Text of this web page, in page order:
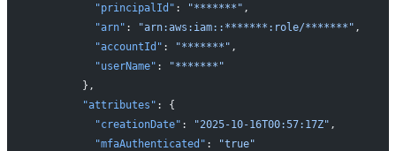
          "principalId"
: "*******" ,
          "arn"
: "arn:aws:iam::*******:role/*******" ,
          "accountId"
: "*******" ,
          "userName"
:
"*******"
        },
        "attributes"
: {
          "creationDate"
: "2025-10-16T00:57:17Z" ,
          "mfaAuthenticated"
:
"true"